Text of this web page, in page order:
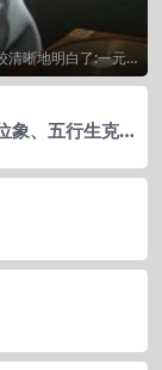
清晰地明白了:一元
象、五行生克